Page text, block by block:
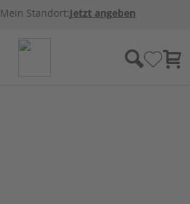
Mein Standort:Jetzt angeben